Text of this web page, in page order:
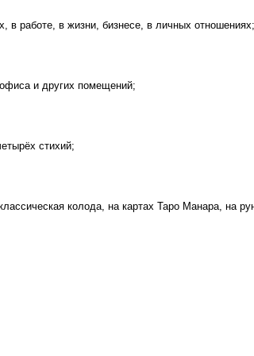
в работе, в жизни, бизнесе, в личных отношениях;
и других помещений;
стихий;
колода, на картах Таро Манара, на